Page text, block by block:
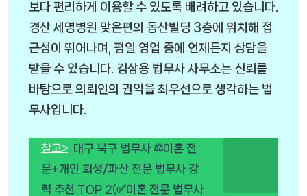
보다 편리하게 이용할 수 있도록 배려하고 있습니다.
경산 세명병원 맞은편의 동산빌딩 3층에 위치해 접
근성이 뛰어나며, 평일 영업 중에 언제든지 상담을
받을 수 있습니다. 김삼용 법무사 사무소는 신뢰를
바탕으로 의뢰인의 권익을 최우선으로 생각하는 법
무사입니다.
참고> 대구 북구 법무사 ⚖️이혼 전
문+개인 회생/파산 전문 법무사 강
력 추천 TOP 2(✅이혼 전문 법무사